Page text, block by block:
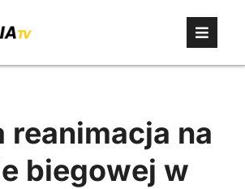
reanimacja na
biegowej w